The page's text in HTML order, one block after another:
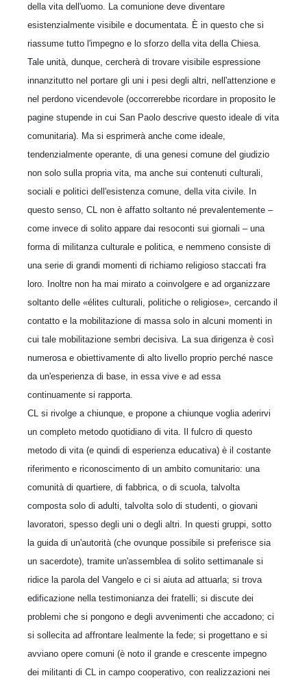
della vita dell'uomo. La comunione deve diventare
esistenzialmente visibile e documentata. È in questo che si
riassume tutto l'impegno e lo sforzo della vita della Chiesa.
Tale unità, dunque, cercherà di trovare visibile espressione
innanzitutto nel portare gli uni i pesi degli altri, nell'attenzione e
nel perdono vicendevole (occorrerebbe ricordare in proposito le
pagine stupende in cui San Paolo descrive questo ideale di vita
comunitaria). Ma si esprimerà anche come ideale,
tendenzialmente operante, di una genesi comune del giudizio
non solo sulla propria vita, ma anche sui contenuti culturali,
sociali e politici dell'esistenza comune, della vita civile. In
questo senso, CL non è affatto soltanto né prevalentemente –
come invece di solito appare dai resoconti sui giornali – una
forma di militanza culturale e politica, e nemmeno consiste di
una serie di grandi momenti di richiamo religioso staccati fra
loro. Inoltre non ha mai mirato a coinvolgere e ad organizzare
soltanto delle «élites culturali, politiche o religiose», cercando il
contatto e la mobilitazione di massa solo in alcuni momenti in
cui tale mobilitazione sembri decisiva. La sua dirigenza è così
numerosa e obiettivamente di alto livello proprio perché nasce
da un'esperienza di base, in essa vive e ad essa
continuamente si rapporta.
CL si rivolge a chiunque, e propone a chiunque voglia aderirvi
un completo metodo quotidiano di vita. Il fulcro di questo
metodo di vita (e quindi di esperienza educativa) è il costante
riferimento e riconoscimento di un ambito comunitario: una
comunità di quartiere, di fabbrica, o di scuola, talvolta
composta solo di adulti, talvolta solo di studenti, o giovani
lavoratori, spesso degli uni o degli altri. In questi gruppi, sotto
la guida di un'autorità (che ovunque possibile si preferisce sia
un sacerdote), tramite un'assemblea di solito settimanale si
ridice la parola del Vangelo e ci si aiuta ad attuarla; si trova
edificazione nella testimonianza dei fratelli; si discute dei
problemi che si pongono e degli avvenimenti che accadono; ci
si sollecita ad affrontare lealmente la fede; si progettano e si
avviano opere comuni (è noto il grande e crescente impegno
dei militanti di CL in campo cooperativo, con realizzazioni nei